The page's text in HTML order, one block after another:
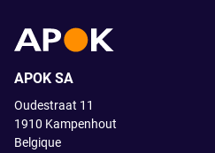
APOK SA
Oudestraat 11
1910 Kampenhout
Belgique